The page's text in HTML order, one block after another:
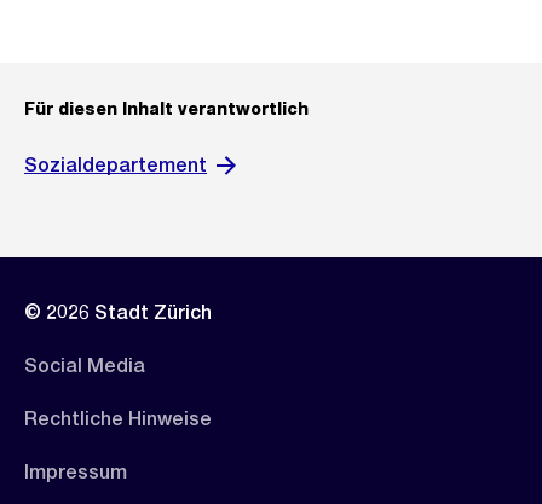
Für diesen Inhalt verantwortlich
Sozialdepartement
© 2026 Stadt Zürich
Social Media
Rechtliche Hinweise
Impressum